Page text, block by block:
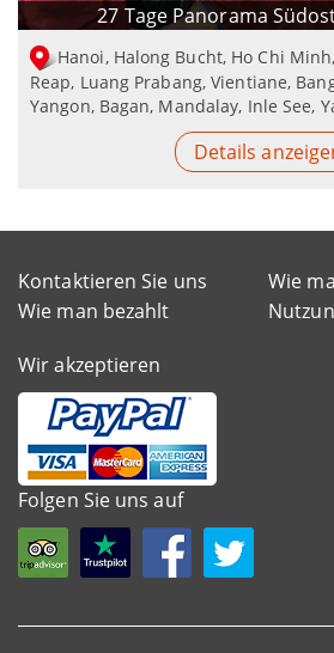
27 Tage Panorama
Hanoi, Halong Bucht, Ho Chi
Reap, Luang Prabang, Vientiane,
Yangon, Bagan, Mandalay, Inle See,
Details
Kontaktieren Sie uns
Wie
Wie man bezahlt
Wir akzeptieren
Folgen Sie uns auf